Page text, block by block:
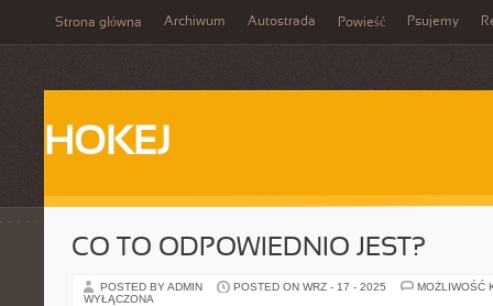
Strona główna Archiwum Autostrada Powieść Psujemy
HOKEJ
CO TO ODPOWIEDNIO JEST?
POSTED BY ADMIN POSTED ON WRZ - 17 - 2025
MOŻLIWOŚĆ
WYŁĄCZONA